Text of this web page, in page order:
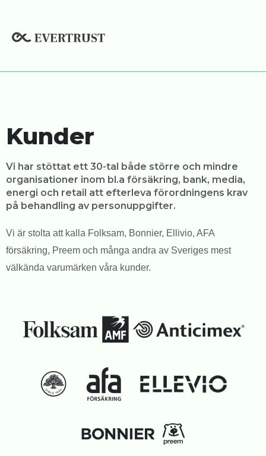
innehåll
Kunder
Vi har stöttat ett 30-tal både större och mindre
organisationer inom bl.a försäkring, bank, media,
energi och retail att efterleva förordningens krav
på behandling av personuppgifter.
Vi är stolta att kalla Folksam, Bonnier, Ellivio, AFA
försäkring, Preem och många andra av Sveriges mest
välkända varumärken våra kunder.